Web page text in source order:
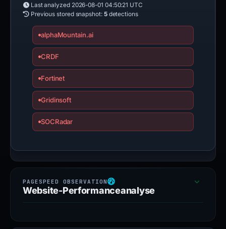
Last analyzed 2026-08-01 04:50:21 UTC
Previous stored snapshot: 5detections
alphaMountain.ai
CRDF
Fortinet
Gridinsoft
SOCRadar
Website-Performanceanalyse